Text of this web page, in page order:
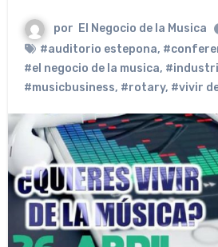
por El Negocio de la Musica
#auditorio estepona,
#el negocio de la musica,
#musicbusiness, #rotary, #vivir